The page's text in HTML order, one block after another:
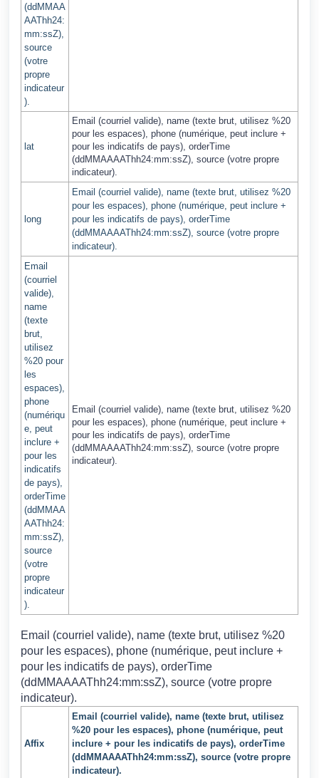
(ddMMAA
AAThh24:
mm:ssZ),
source
(votre
propre
indicateur
).
lat
Email (courriel valide), name (texte brut, utilisez %20
pour les espaces), phone (numérique, peut inclure +
pour les indicatifs de pays), orderTime
(ddMMAAAAThh24:mm:ssZ), source (votre propre
indicateur).
long
Email (courriel valide), name (texte brut, utilisez %20
pour les espaces), phone (numérique, peut inclure +
pour les indicatifs de pays), orderTime
(ddMMAAAAThh24:mm:ssZ), source (votre propre
indicateur).
Email
(courriel
valide),
name
(texte
brut,
utilisez
%20 pour
les
espaces),
phone
(numériqu
e, peut
inclure +
pour les
indicatifs
de pays),
orderTime
(ddMMAA
AAThh24:
mm:ssZ),
source
(votre
propre
indicateur
).
Email (courriel valide), name (texte brut, utilisez %20
pour les espaces), phone (numérique, peut inclure +
pour les indicatifs de pays), orderTime
(ddMMAAAAThh24:mm:ssZ), source (votre propre
indicateur).
Email (courriel valide), name (texte brut, utilisez %20
pour les espaces), phone (numérique, peut inclure +
pour les indicatifs de pays), orderTime
(ddMMAAAAThh24:mm:ssZ), source (votre propre
indicateur).
Affix
Email (courriel valide), name (texte brut, utilisez
%20 pour les espaces), phone (numérique, peut
inclure + pour les indicatifs de pays), orderTime
(ddMMAAAAThh24:mm:ssZ), source (votre propre
indicateur).